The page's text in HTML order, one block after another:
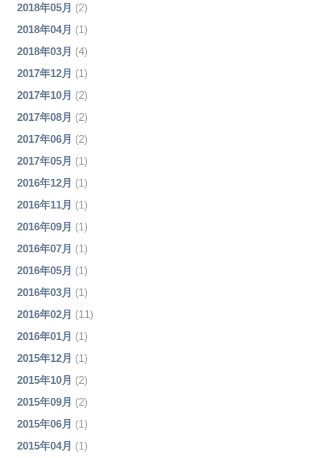
2018年05月 (2)
2018年04月 (1)
2018年03月 (4)
2017年12月 (1)
2017年10月 (2)
2017年08月 (2)
2017年06月 (2)
2017年05月 (1)
2016年12月 (1)
2016年11月 (1)
2016年09月 (1)
2016年07月 (1)
2016年05月 (1)
2016年03月 (1)
2016年02月 (11)
2016年01月 (1)
2015年12月 (1)
2015年10月 (2)
2015年09月 (2)
2015年06月 (1)
2015年04月 (1)